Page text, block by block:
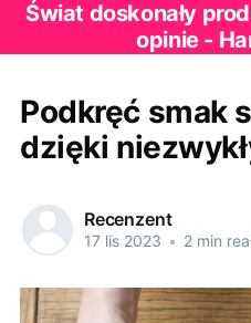
Świat doskonały
opinie -
Podkręć smak
dzięki
Recenzent
17 lis 2023 • 2 min